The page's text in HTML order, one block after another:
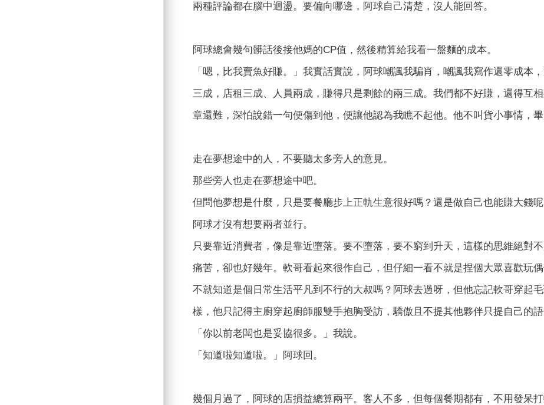
兩種評論都在腦中迴盪。要偏向哪邊，阿球自己清楚，沒人能回答。
阿球總會幾句髒話後接他媽的CP值，然後精算給我看一盤麵的成本。
「嗯，比我賣魚好賺。」我實話實說，阿球嘲諷我騙肖，嘲諷我寫作還零成本
三成，店租三成、人員兩成，賺得只是剩餘的兩三成。我們都不好賺，還得互
章還難，深怕說錯一句便傷到他，便讓他認為我瞧不起他。他不叫貨小事情，畢
走在夢想途中的人，不要聽太多旁人的意見。
那些旁人也走在夢想途中吧。
但問他夢想是什麼，只是要餐廳步上正軌生意很好嗎？還是做自己也能賺大錢
阿球才沒有想要兩者並行。
只要靠近消費者，像是靠近墮落。要不墮落，要不窮到升天，這樣的思維絕對
痛苦，卻也好幾年。軟哥看起來很作自己，但仔細一看不就是捏個大眾喜歡玩
不就知道是個日常生活平凡到不行的大叔嗎？阿球去過呀，但他忘記軟哥穿起
樣，他只記得主廚穿起廚師服雙手抱胸受訪，驕傲且不提其他夥伴只提自己的語
「你以前老闆也是妥協很多。」我說。
「知道啦知道啦。」阿球回。
幾個月過了，阿球的店損益總算兩平。客人不多，但每個餐期都有，不用發呆